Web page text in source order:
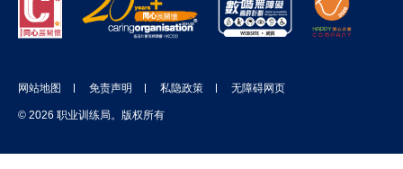
网站地图 免责声明 私隐政策 无障碍网页
© 2026 职业训练局。版权所有